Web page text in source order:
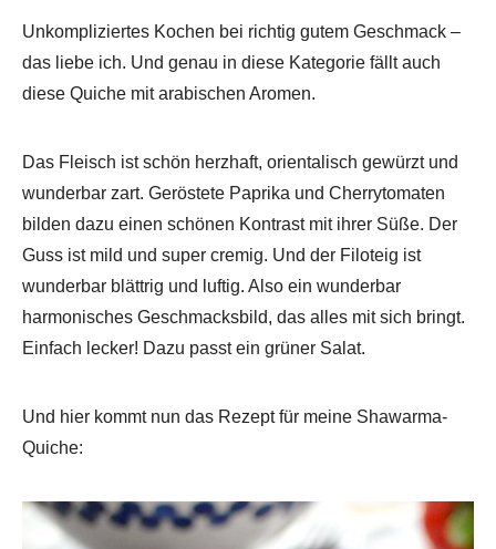
Unkompliziertes Kochen bei richtig gutem Geschmack –
das liebe ich. Und genau in diese Kategorie fällt auch
diese Quiche mit arabischen Aromen.
Das Fleisch ist schön herzhaft, orientalisch gewürzt und
wunderbar zart. Geröstete Paprika und Cherrytomaten
bilden dazu einen schönen Kontrast mit ihrer Süße. Der
Guss ist mild und super cremig. Und der Filoteig ist
wunderbar blättrig und luftig. Also ein wunderbar
harmonisches Geschmacksbild, das alles mit sich bringt.
Einfach lecker! Dazu passt ein grüner Salat.
Und hier kommt nun das Rezept für meine Shawarma-
Quiche: